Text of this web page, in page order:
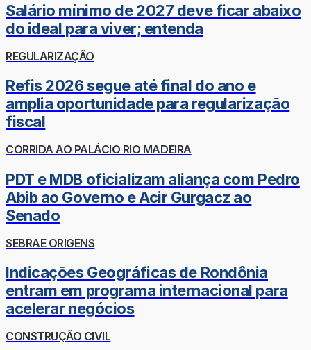
Salário mínimo de 2027 deve ficar abaixo
do ideal para viver; entenda
REGULARIZAÇÃO
Refis 2026 segue até final do ano e
amplia oportunidade para regularização
fiscal
CORRIDA AO PALÁCIO RIO MADEIRA
PDT e MDB oficializam aliança com Pedro
Abib ao Governo e Acir Gurgacz ao
Senado
SEBRAE ORIGENS
Indicações Geográficas de Rondônia
entram em programa internacional para
acelerar negócios
CONSTRUÇÃO CIVIL